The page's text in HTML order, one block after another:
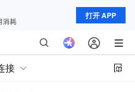
打开 APP
接